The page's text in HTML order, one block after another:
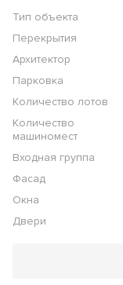
Тип объекта
Перекрытия
Архитектор
Парковка
Количество лотов
Количество
машиномест
Входная группа
Фасад
Окна
Двери